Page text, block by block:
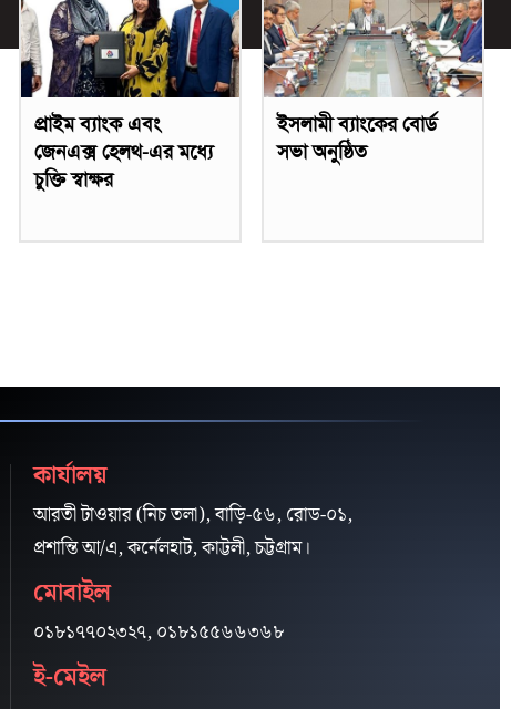
প্রাইম ব্যাংক এবং
জেনএক্স হেলথ-এর মধ্যে
চুক্তি স্বাক্ষর
ইসলামী ব্যাংকের বোর্ড
সভা অনুষ্ঠিত
কার্যালয়
আরতী টাওয়ার (নিচ তলা), বাড়ি-৫৬, রোড-০১,
প্রশান্তি আ/এ, কর্নেলহাট, কাট্টলী, চট্টগ্রাম।
মোবাইল
০১৮১৭৭০২৩২৭, ০১৮১৫৫৬৬৩৬৮
ই-মেইল